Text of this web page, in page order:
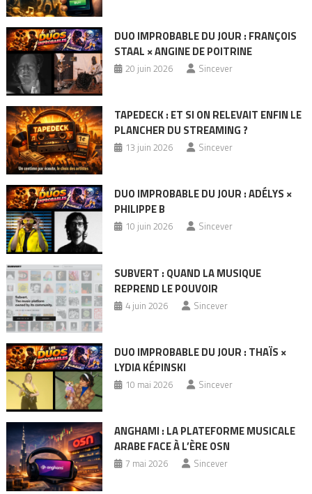
DUO IMPROBABLE DU JOUR : FRANÇOIS
STAAL × ANGINE DE POITRINE
20 juin 2026 Sincever
TAPEDECK : ET SI ON RELEVAIT ENFIN LE
PLANCHER DU STREAMING ?
13 juin 2026 Sincever
DUO IMPROBABLE DU JOUR : ADÉLYS ×
PHILIPPE B
10 juin 2026 Sincever
SUBVERT : QUAND LA MUSIQUE
REPREND LE POUVOIR
4 juin 2026 Sincever
DUO IMPROBABLE DU JOUR : THAÏS ×
LYDIA KÉPINSKI
10 mai 2026 Sincever
ANGHAMI : LA PLATEFORME MUSICALE
ARABE FACE À L’ÈRE OSN
7 mai 2026 Sincever